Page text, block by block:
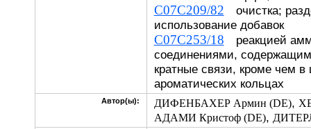
C07C209/82 очистка;
использование добавок
C07C253/18 реакцией
соединениями,
кратные связи, кроме чем
ароматических кольцах
Автор(ы): ДИФЕНБАХЕР Армин (DE),
АДАМИ Кристоф (DE),